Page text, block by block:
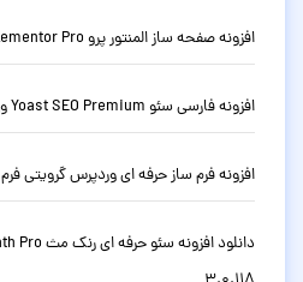
افزونه صفحه ساز المنتور پرو Elementor Pro وردپرس نسخه 4.2.1
افزونه فارسی سئو Yoast SEO Premium وردپرس نسخه حرفه ای 28.1
افزونه فرم ساز حرفه ای وردپرس گرویتی فرم Gravity Forms نسخه 3.0.0